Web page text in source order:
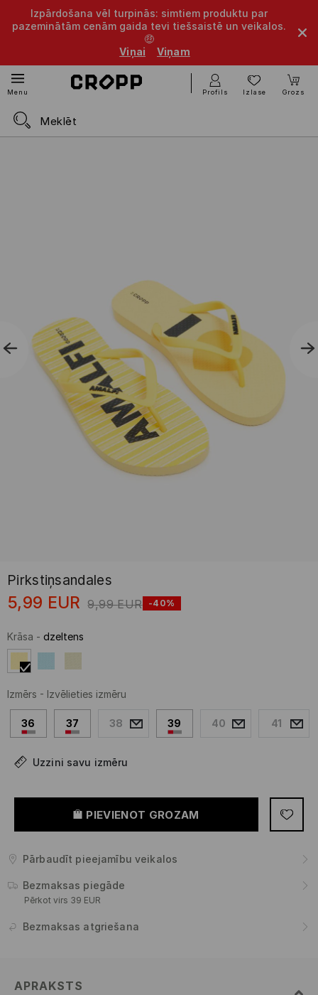
Izpārdošana vēl turpinās: simtiem produktu par
pazeminātām cenām gaida tevi tiešsaistē un veikalos.
🤑
Viņai
Viņam
Menu Profils Izlase Grozs
Pirkstiņsandales
5,99 EUR 9,99 EUR -40%
Krāsa - dzeltens
Izmērs - Izvēlieties izmēru
36 37 38 39 40 41
Uzzini savu izmēru
PIEVIENOT GROZAM
Pārbaudīt pieejamību veikalos
Bezmaksas piegāde
Pērkot virs 39 EUR
Bezmaksas atgriešana
APRAKSTS